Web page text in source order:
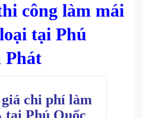
công làm mái
tại Phú
Phát
chi phí làm